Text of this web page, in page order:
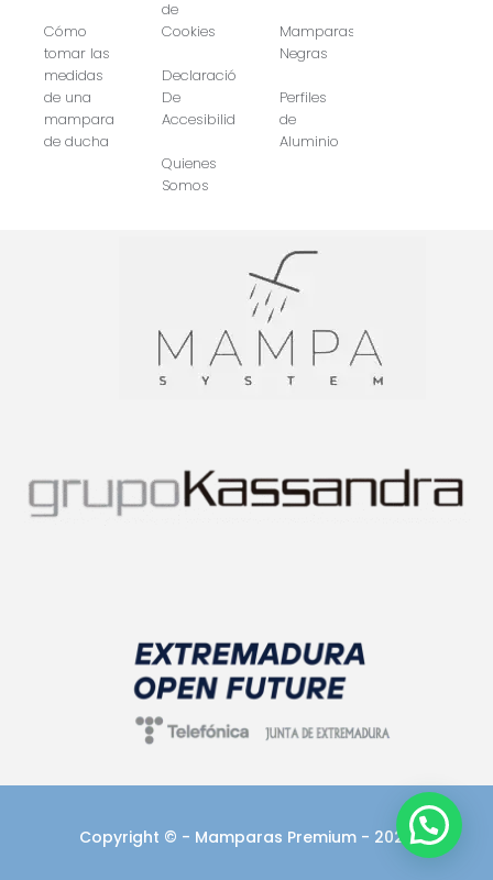
Cómo
tomar las
medidas
de una
mampara
de ducha
de
Cookies
Declaración
De
Accesibilidad
Quienes
Somos
Mamparas
Negras
Perfiles
de
Aluminio
Copyright © - Mamparas Premium - 2025
Artículo añadido al carrito.
Finalizar Compra